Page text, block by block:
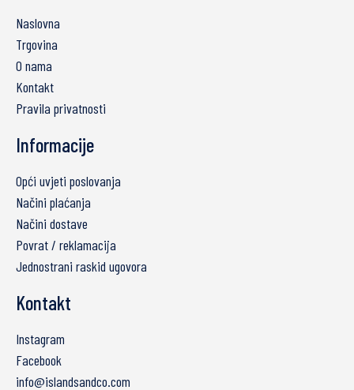
Naslovna
Trgovina
O nama
Kontakt
Pravila privatnosti
Informacije
Opći uvjeti poslovanja
Načini plaćanja
Načini dostave
Povrat / reklamacija
Jednostrani raskid ugovora
Kontakt
Instagram
Facebook
info@islandsandco.com